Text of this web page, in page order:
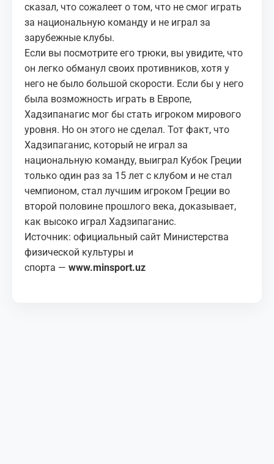
сказал, что сожалеет о том, что не смог играть
за национальную команду и не играл за
зарубежные клубы.
Если вы посмотрите его трюки, вы увидите, что
он легко обманул своих противников, хотя у
него не было большой скорости. Если бы у него
была возможность играть в Европе,
Хадзипанагис мог бы стать игроком мирового
уровня. Но он этого не сделал. Тот факт, что
Хадзипаганис, который не играл за
национальную команду, выиграл Кубок Греции
только один раз за 15 лет с клубом и не стал
чемпионом, стал лучшим игроком Греции во
второй половине прошлого века, доказывает,
как высоко играл Хадзипаганис.
Источник: официальный сайт Министерства
физической культуры и
спорта — www.minsport.uz